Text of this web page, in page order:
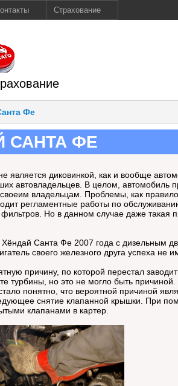
Страхование
Фе
САНТА ФЕ
диковинкой, как и вообще
автовладельцев. В целом, автомобиль
владельцам. Проблемы, как
регламентные работы по
Но в данном случае даже такая
Санта Фе 2007 года с дизельным
своего железного друга успеха не
причину, по которой перестал
турбины, но это не могло быть
понятно, что вероятной причиной
снятие клапанной крышки. При
клапанами в картер.